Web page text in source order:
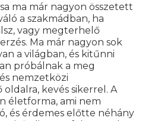
ma már nagyon összetett
a szakmádban, ha
vagy megterhelő
Ma már nagyon sok
a világban, és kitűnni
próbálnak a meg
nemzetközi
kevés sikerrel. A
életforma, ami nem
és érdemes előtte néhány